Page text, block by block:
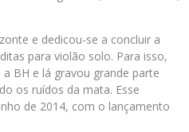
e dedicou-se a concluir a
para violão solo. Para isso,
BH e lá gravou grande parte
os ruídos da mata. Esse
de 2014, com o lançamento